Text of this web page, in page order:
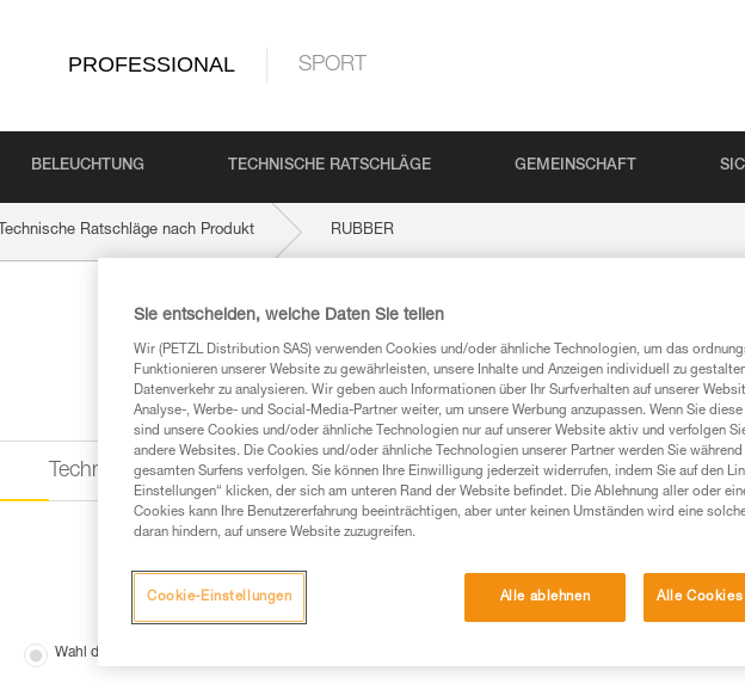
PROFESSIONAL SPORT
BELEUCHTUNG TECHNISCHE RATSCHLÄGE GEMEINSCHAFT
Technische Ratschläge nach Produkt RUBBER
Technische Informationen
Wahl der Ausrüstung
Sie entscheiden, welche Daten Sie teilen
Wir (PETZL Distribution SAS) verwenden Cookies und/oder ähnliche Technologien, um das
Funktionieren unserer Website zu gewährleisten, unsere Inhalte und Anzeigen individuell zu
Datenverkehr zu analysieren. Wir geben auch Informationen über Ihr Surfverhalten auf unserer
Analyse-, Werbe- und Social-Media-Partner weiter, um unsere Werbung anzupassen. Wenn Sie
sind unsere Cookies und/oder ähnliche Technologien nur auf unserer Website aktiv und verfolgen
andere Websites. Die Cookies und/oder ähnliche Technologien unserer Partner werden Sie während
gesamten Surfens verfolgen. Sie können Ihre Einwilligung jederzeit widerrufen, indem Sie auf den
Einstellungen“ klicken, der sich am unteren Rand der Website befindet. Die Ablehnung aller oder
Cookies kann Ihre Benutzererfahrung beeinträchtigen, aber unter keinen Umständen wird eine
daran hindern, auf unsere Website zuzugreifen.
Alle ablehnen Alle Cookies
Cookie-Einstellungen